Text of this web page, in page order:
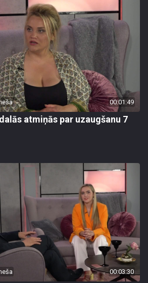
00:01:49
atmiņās par uzaugšanu 7
00:03:30